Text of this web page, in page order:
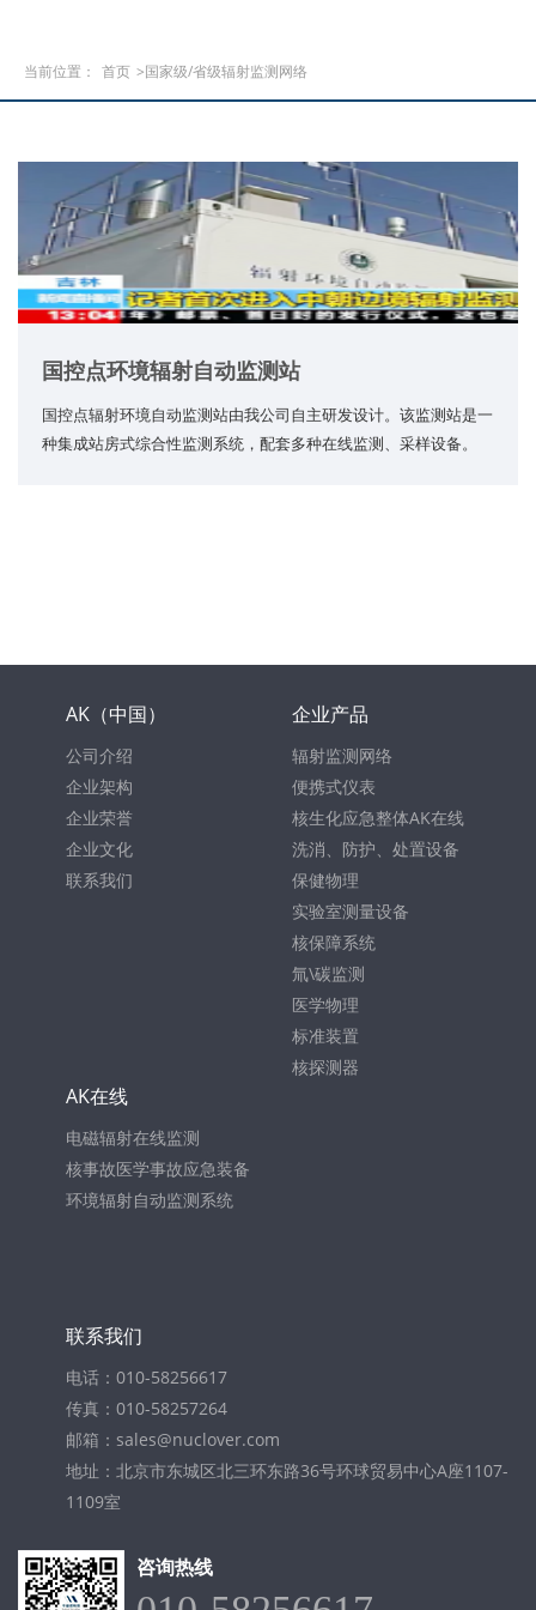
当前位置： 首页 >国家级/省级辐射监测网络
国控点环境辐射自动监测站
国控点辐射环境自动监测站由我公司自主研发设计。该监测站是一
种集成站房式综合性监测系统，配套多种在线监测、采样设备。
AK（中国）
公司介绍
企业架构
企业荣誉
企业文化
联系我们
企业产品
辐射监测网络
便携式仪表
核生化应急整体AK在线
洗消、防护、处置设备
保健物理
实验室测量设备
核保障系统
氚\碳监测
医学物理
标准装置
核探测器
AK在线
电磁辐射在线监测
核事故医学事故应急装备
环境辐射自动监测系统
联系我们
电话：010-58256617
传真：010-58257264
邮箱：sales@nuclover.com
地址：北京市东城区北三环东路36号环球贸易中心A座1107-
1109室
咨询热线